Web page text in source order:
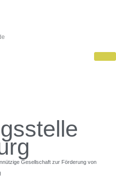
Gesellschaft zur Förderung von